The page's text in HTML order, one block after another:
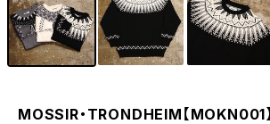
MOSSIR・TRONDHEIM【MOKN001】